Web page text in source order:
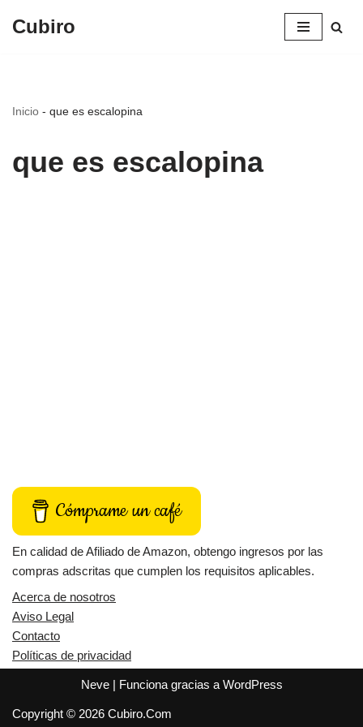
Cubiro
Inicio - que es escalopina
que es escalopina
Cómprame un café
En calidad de Afiliado de Amazon, obtengo ingresos por las
compras adscritas que cumplen los requisitos aplicables.
Acerca de nosotros
Aviso Legal
Contacto
Políticas de privacidad
Neve| Funciona gracias a WordPress
Copyright © 2026 Cubiro.Com